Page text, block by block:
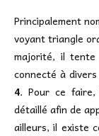
Principalement
voyant triangle
majorité, il tente
connecté à
4. Pour ce faire,
détaillé afin de
ailleurs, il existe